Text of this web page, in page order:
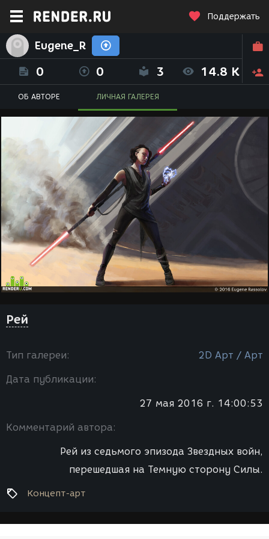
Поддержать
Eugene_R
0 0 3 14.8 K
ОБ АВТОРЕ ЛИЧНАЯ ГАЛЕРЕЯ
Рей
Тип галереи: 2D Арт / Арт
Дата публикации:
27 мая 2016 г. 14:00:53
Комментарий автора:
Рей из седьмого эпизода Звездных войн,
перешедшая на Темную сторону Силы.
Концепт-арт